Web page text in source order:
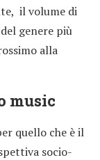
il volume di
genere più
alla
music
quello che è il
socio-